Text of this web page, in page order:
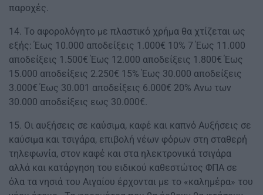
παροχές.
14. Το αφορολόγητο με πλαστικό χρήμα θα χτίζεται ως
εξής: Έως 10.000 αποδείξεις 1.000€ 10% 7 Έως 11.000
αποδείξεις 1.500€ Έως 12.000 αποδείξεις 1.800€ Έως
15.000 αποδείξεις 2.250€ 15% Έως 30.000 αποδείξεις
3.000€ Έως 30.001 αποδείξεις 6.000€ 20% Ανω των
30.000 αποδείξεις εως 30.000€.
15. Οι αυξήσεις σε καύσιμα, καφέ και καπνό Αυξήσεις σε
καύσιμα και τσιγάρα, επιβολή νέων φόρων στη σταθερή
τηλεφωνία, στον καφέ και στα ηλεκτρονικά τσιγάρα
αλλά και κατάργηση του ειδικού καθεστώτος ΦΠΑ σε
όλα τα νησιά του Αιγαίου έρχονται με το «καλημέρα» του